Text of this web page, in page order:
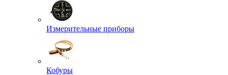
Измерительные приборы
Кобуры